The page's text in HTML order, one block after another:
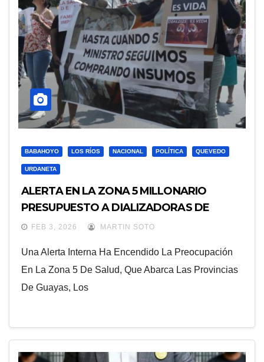
BABAHOYO LOS RÍOS NACIONAL POLÍTICA QUEVEDO
URDANETA
ALERTA EN LA ZONA 5 MILLONARIO
PRESUPUESTO A DIALIZADORAS DE
SANTA ELENA GENERA PREOCUPACIÓN
FEB 3, 2026 MARTIN SOTO
Una Alerta Interna Ha Encendido La Preocupación
En La Zona 5 De Salud, Que Abarca Las Provincias
De Guayas, Los